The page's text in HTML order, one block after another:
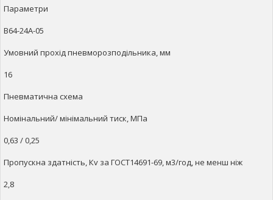
Параметри
В64-24А-05
Умовний прохід пневморозподільника, мм
16
Пневматична схема
Номінальний/ мінімальний тиск, МПа
0,63 / 0,25
Пропускна здатність, Кv за ГОСТ14691-69, м3/год, не менш ніж
2,8